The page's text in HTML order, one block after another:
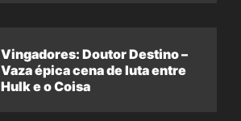
Vingadores: Doutor Destino –
Vaza épica cena de luta entre
Hulk e o Coisa